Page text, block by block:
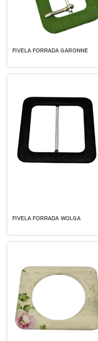
FIVELA FORRADA GARONNE
FIVELA FORRADA WOLGA